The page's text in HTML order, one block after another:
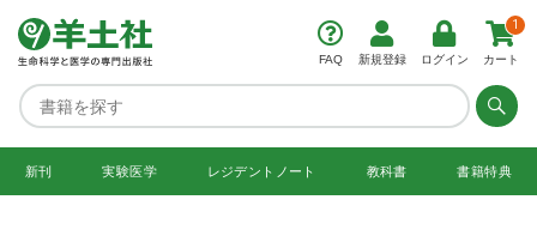
FAQ 新規登録 ログイン カート
1
新刊 実験医学 レジデント ノート 教科書 書籍特典